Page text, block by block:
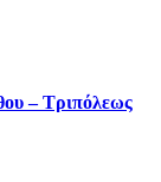
– Τριπόλεως